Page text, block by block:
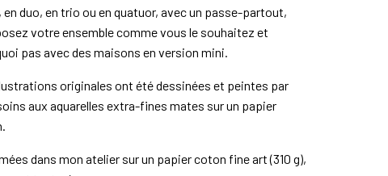
en duo, en trio ou en quatuor, avec un passe-partout,
votre ensemble comme vous le souhaitez et
pas avec des maisons en version mini.
originales ont été dessinées et peintes par
aux aquarelles extra-fines mates sur un papier
dans mon atelier sur un papier coton fine art (310 g),